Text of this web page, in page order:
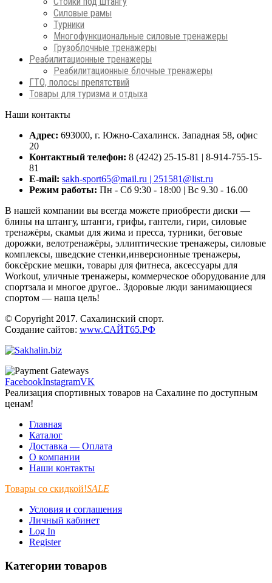
Силовые рамы
Турники
Многофункциональные силовые тренажеры
Грузоблочные тренажеры
Реабилитационные тренажеры
Реабилитационные блочные тренажеры
ГТО, полосы препятствий
Товары для туризма и отдыха
Наши контакты
Адрес: 693000, г. Южно-Сахалинск. Западная 58, офис
20
Контактный телефон: 8 (4242) 25-15-81 | 8-914-755-15-
81
E-mail: sakh-sport65@mail.ru | 251581@list.ru
Режим работы: Пн - Сб 9:30 - 18:00 | Вс 9.30 - 16.00
В нашей компании вы всегда можете приобрести диски —
блины на штангу, штанги, грифы, гантели, гири, силовые
тренажёры, скамьи для жима и пресса, турники, беговые
дорожки, велотренажёры, эллиптические тренажеры, силовые
комплексы, шведские стенки,инверсионные тренажеры,
боксёрские мешки, товары для фитнеса, аксессуары для
Workout, уличные тренажеры, коммерческое оборудование для
спортзала и многое другое.. Здоровые люди занимающиеся
спортом — наша цель!
© Copyright 2017. Сахалинский спорт.
Создание сайтов: www.САЙТ65.РФ
FacebookInstagramVK
Реализация спортивных товаров на Сахалине по доступным
ценам!
Главная
Каталог
Доставка — Оплата
О компании
Наши контакты
Товары со скидкой!SALE
Условия и соглашения
Личный кабинет
Log In
Register
Категории товаров